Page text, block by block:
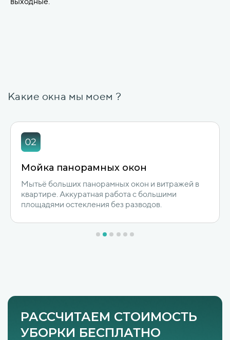
Какие окна мы моем ?
Мойка окон на балконе
Мытьё остекления балкона или лоджии изнутри
и снаружи. Чистый балкон и ясный вид с верхних
этажей.
РАССЧИТАЕМ СТОИМОСТЬ
УБОРКИ БЕСПЛАТНО